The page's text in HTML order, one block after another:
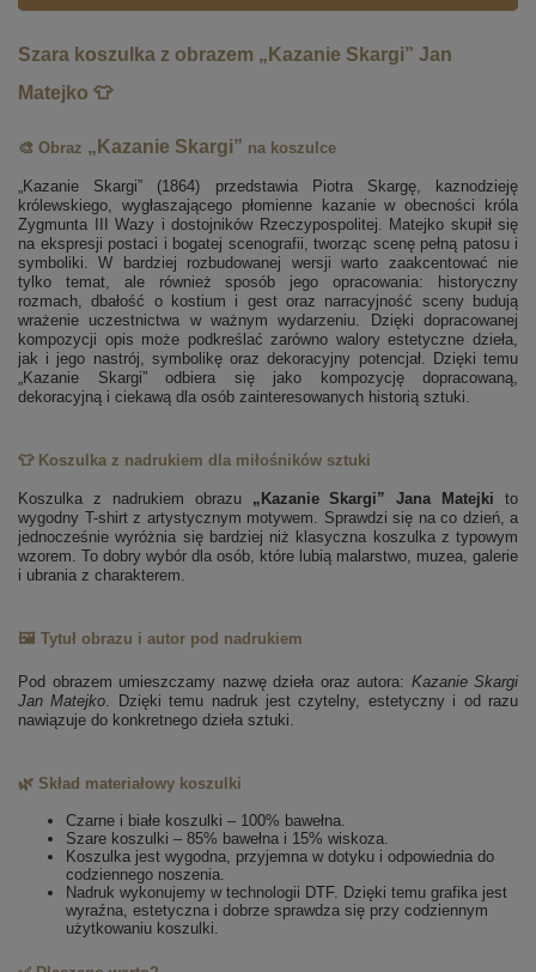
Szara koszulka z obrazem „Kazanie Skargi” Jan
Matejko 👕
🎨 Obraz „Kazanie Skargi” na koszulce
„Kazanie Skargi” (1864) przedstawia Piotra Skargę, kaznodzieję
królewskiego, wygłaszającego płomienne kazanie w obecności króla
Zygmunta III Wazy i dostojników Rzeczypospolitej. Matejko skupił się
na ekspresji postaci i bogatej scenografii, tworząc scenę pełną patosu i
symboliki. W bardziej rozbudowanej wersji warto zaakcentować nie
tylko temat, ale również sposób jego opracowania: historyczny
rozmach, dbałość o kostium i gest oraz narracyjność sceny budują
wrażenie uczestnictwa w ważnym wydarzeniu. Dzięki dopracowanej
kompozycji opis może podkreślać zarówno walory estetyczne dzieła,
jak i jego nastrój, symbolikę oraz dekoracyjny potencjał. Dzięki temu
„Kazanie Skargi” odbiera się jako kompozycję dopracowaną,
dekoracyjną i ciekawą dla osób zainteresowanych historią sztuki.
👕 Koszulka z nadrukiem dla miłośników sztuki
Koszulka z nadrukiem obrazu „Kazanie Skargi” Jana Matejki to
wygodny T-shirt z artystycznym motywem. Sprawdzi się na co dzień, a
jednocześnie wyróżnia się bardziej niż klasyczna koszulka z typowym
wzorem. To dobry wybór dla osób, które lubią malarstwo, muzea, galerie
i ubrania z charakterem.
🖼️ Tytuł obrazu i autor pod nadrukiem
Pod obrazem umieszczamy nazwę dzieła oraz autora: Kazanie Skargi
Jan Matejko. Dzięki temu nadruk jest czytelny, estetyczny i od razu
nawiązuje do konkretnego dzieła sztuki.
🌿 Skład materiałowy koszulki
Czarne i białe koszulki – 100% bawełna.
Szare koszulki – 85% bawełna i 15% wiskoza.
Koszulka jest wygodna, przyjemna w dotyku i odpowiednia do
codziennego noszenia.
Nadruk wykonujemy w technologii DTF. Dzięki temu grafika jest
wyraźna, estetyczna i dobrze sprawdza się przy codziennym
użytkowaniu koszulki.